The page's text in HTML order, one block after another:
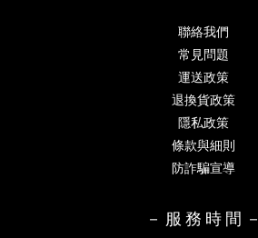
聯絡我們
常見問題
運送政策
退換貨政策
隱私政策
條款與細則
防詐騙宣導
－ 服 務 時 間 －